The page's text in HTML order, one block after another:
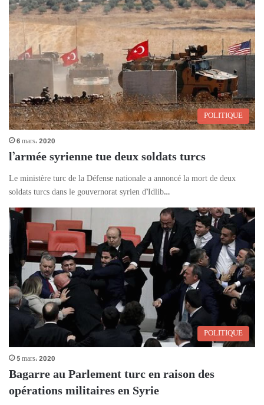
POLITIQUE
6 mars، 2020
l’armée syrienne tue deux soldats turcs
Le ministère turc de la Défense nationale a annoncé la mort de deux
soldats turcs dans le gouvernorat syrien d’Idlib…
POLITIQUE
5 mars، 2020
Bagarre au Parlement turc en raison des
opérations militaires en Syrie